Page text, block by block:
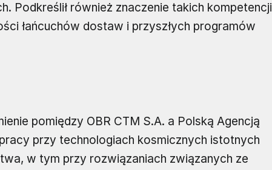
Podkreślił również znaczenie takich kompetencji
łańcuchów dostaw i przyszłych programów
pomiędzy OBR CTM S.A. a Polską Agencją
przy technologiach kosmicznych istotnych
w tym przy rozwiązaniach związanych ze